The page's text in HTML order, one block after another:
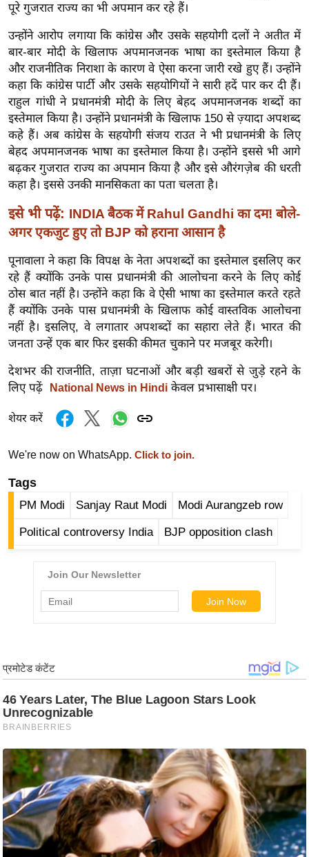
ग
डि
या
सा
हि
त्य
ज
ग
त
टो
व
न्यू
ज
ब्री
फ
म
नो
रं
न
ग
बॉ
ली
वु
ल्म
स
मी
क्षा
r
e
a
k
i
n
पूरे गुजरात राज्य का भी अपमान कर रहे हैं।
उन्होंने आरोप लगाया कि कांग्रेस और उसके सहयोगी दलों ने अतीत में
बार-बार मोदी के खिलाफ अपमानजनक भाषा का इस्तेमाल किया है
और राजनीतिक निराशा के कारण वे ऐसा करना जारी रखे हुए हैं। उन्होंने
कहा कि कांग्रेस पार्टी और उसके सहयोगियों ने सारी हदें पार कर दी हैं।
राहुल गांधी ने प्रधानमंत्री मोदी के लिए बेहद अपमानजनक शब्दों का
इस्तेमाल किया है। उन्होंने प्रधानमंत्री के खिलाफ 150 से ज़्यादा अपशब्द
कहे हैं। अब कांग्रेस के सहयोगी संजय राउत ने भी प्रधानमंत्री के लिए
बेहद अपमानजनक भाषा का इस्तेमाल किया है। उन्होंने इससे भी आगे
बढ़कर गुजरात राज्य का अपमान किया है और इसे औरंगज़ेब की धरती
कहा है। इससे उनकी मानसिकता का पता चलता है।
इसे भी पढ़ें: INDIA बैठक में Rahul Gandhi का दम! बोले-
अगर एकजुट हुए तो BJP को हराना आसान है
पूनावाला ने कहा कि विपक्ष के नेता अपशब्दों का इस्तेमाल इसलिए कर
रहे हैं क्योंकि उनके पास प्रधानमंत्री की आलोचना करने के लिए कोई
ठोस बात नहीं है। उन्होंने कहा कि वे ऐसी भाषा का इस्तेमाल करते रहते
हैं क्योंकि उनके पास प्रधानमंत्री के खिलाफ कोई वास्तविक आलोचना
नहीं है। इसलिए, वे लगातार अपशब्दों का सहारा लेते हैं। भारत की
जनता उन्हें एक बार फिर इसकी कीमत चुकाने पर मजबूर करेगी।
देशभर की राजनीति, ताज़ा घटनाओं और बड़ी खबरों से जुड़े रहने के
लिए पढ़ें
National News in Hindi केवल प्रभासाक्षी पर।
शेयर करें
We're now on WhatsApp. Click to join.
Tags
PM Modi Sanjay Raut Modi Modi Aurangzeb row
Political controversy India BJP opposition clash